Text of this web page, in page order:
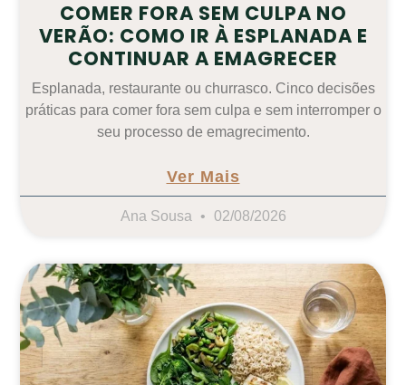
COMER FORA SEM CULPA NO
VERÃO: COMO IR À ESPLANADA E
CONTINUAR A EMAGRECER
Esplanada, restaurante ou churrasco. Cinco decisões
práticas para comer fora sem culpa e sem interromper o
seu processo de emagrecimento.
Ver Mais
Ana Sousa 02/08/2026